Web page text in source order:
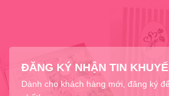
ĐĂNG KÝ NHẬN TIN
Dành cho khách hàng mới, đăng ký